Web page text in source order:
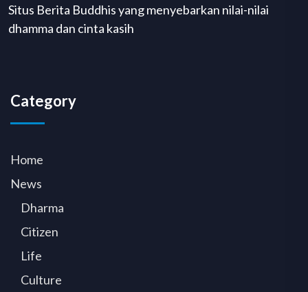
Situs Berita Buddhis yang menyebarkan nilai-nilai
dhamma dan cinta kasih
Category
Home
News
Dharma
Citizen
Life
Culture